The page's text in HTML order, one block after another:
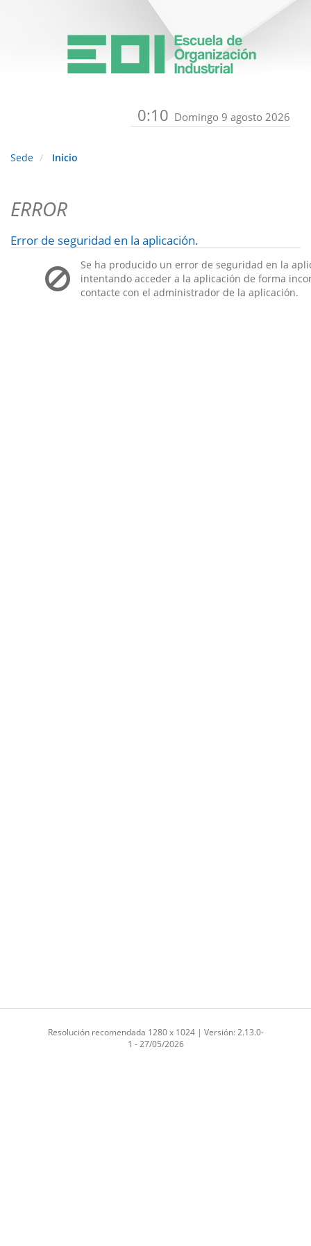
0:10 Domingo 9 agosto 2026
Sede Inicio
ERROR
Error de seguridad en la aplicación.
Se ha producido un error de seguridad en la
intentando acceder a la aplicación de forma
contacte con el administrador de la aplicación.
Resolución recomendada 1280 x 1024 | Versión: 2.13.0-
1 - 27/05/2026